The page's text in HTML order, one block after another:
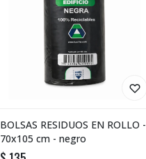
BOLSAS RESIDUOS EN ROLLO -
70x105 cm - negro